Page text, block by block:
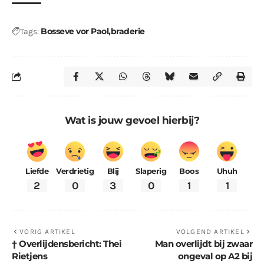
Tags: Bosseve vor Paolbraderie
Wat is jouw gevoel hierbij?
Liefde
2
Verdrietig
0
Blij
3
Slaperig
0
Boos
1
Uhuh
1
VORIG ARTIKEL
† Overlijdensbericht: Thei
Rietjens
VOLGEND ARTIKEL
Man overlijdt bij zwaar
ongeval op A2 bij